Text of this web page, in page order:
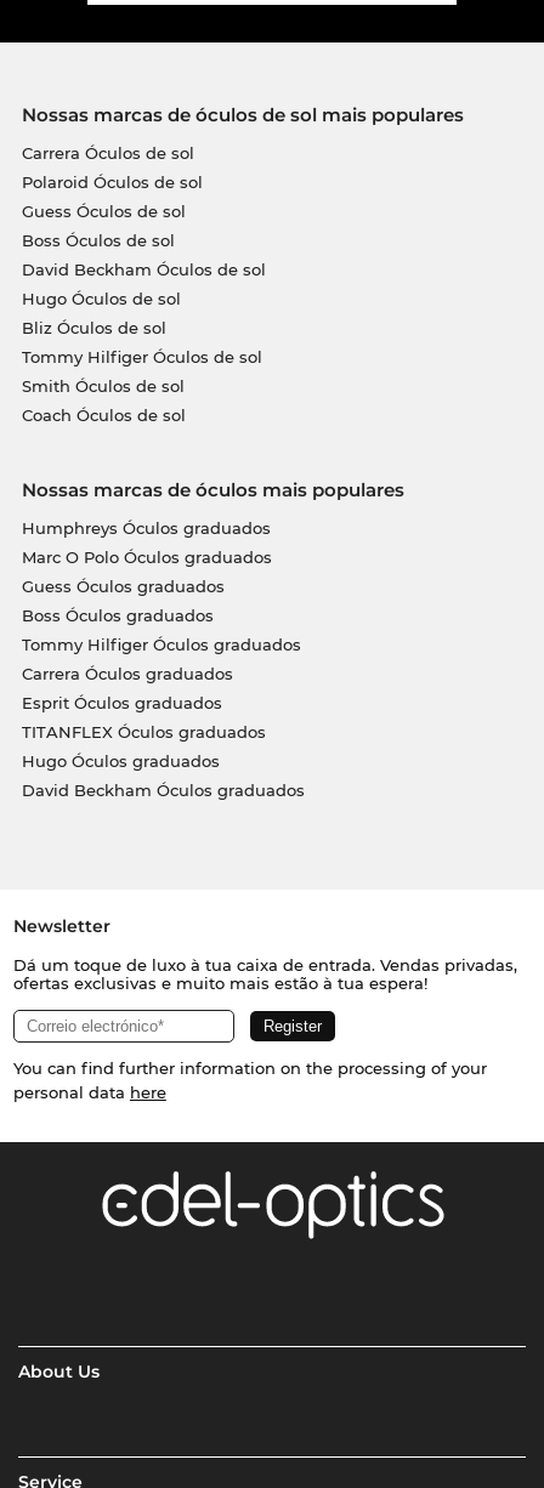
Nossas marcas de óculos de sol mais populares
Carrera Óculos de sol
Polaroid Óculos de sol
Guess Óculos de sol
Boss Óculos de sol
David Beckham Óculos de sol
Hugo Óculos de sol
Bliz Óculos de sol
Tommy Hilfiger Óculos de sol
Smith Óculos de sol
Coach Óculos de sol
Nossas marcas de óculos mais populares
Humphreys Óculos graduados
Marc O Polo Óculos graduados
Guess Óculos graduados
Boss Óculos graduados
Tommy Hilfiger Óculos graduados
Carrera Óculos graduados
Esprit Óculos graduados
TITANFLEX Óculos graduados
Hugo Óculos graduados
David Beckham Óculos graduados
Newsletter
Dá um toque de luxo à tua caixa de entrada. Vendas privadas,
ofertas exclusivas e muito mais estão à tua espera!
You can find further information on the processing of your
personal data here
About Us
Service